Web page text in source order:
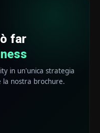
far
in un'unica strategia
nostra brochure.